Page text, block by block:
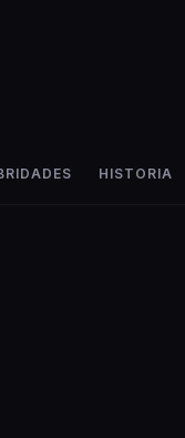
HISTORIA